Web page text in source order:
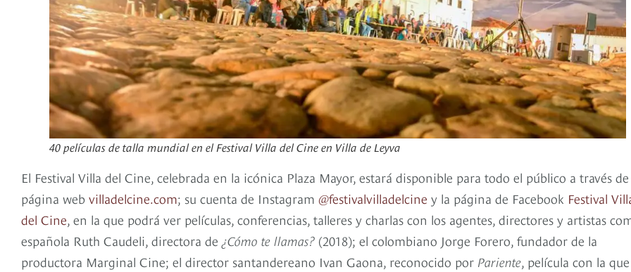
40 películas de talla mundial en el Festival Villa del Cine en Villa de Leyva
El Festival Villa del Cine, celebrada en la icónica Plaza Mayor, estará disponible para todo el público a través
página web villadelcine.com; su cuenta de Instagram @festivalvilladelcine y la página de Facebook Festival
del Cine , en la que podrá ver películas, conferencias, talleres y charlas con los agentes, directores y artistas
española Ruth Caudeli, directora de ¿Cómo te llamas? (2018); el colombiano Jorge Forero, fundador de la
productora Marginal Cine; el director santandereano Ivan Gaona, reconocido por Pariente , película con la que